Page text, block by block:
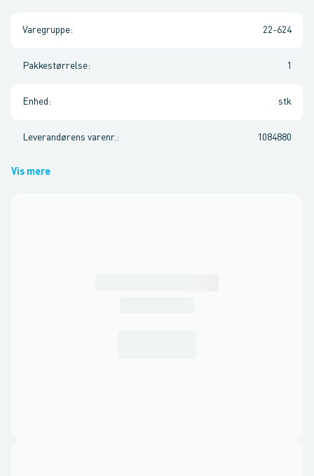
Varegruppe: 22-624
Pakkestørrelse: 1
Enhed : stk
Leverandørens varenr. : 1084880
Vis mere